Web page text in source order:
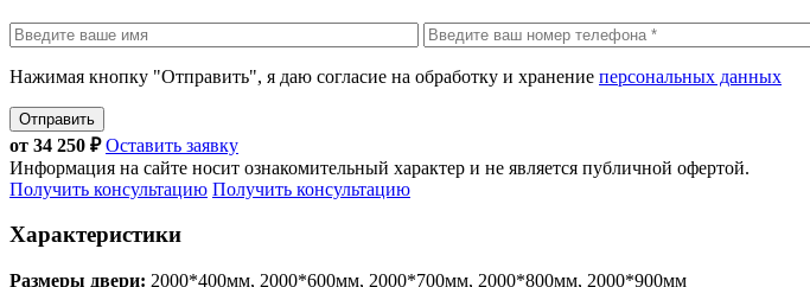
Нажимая кнопку "Отправить", я даю согласие на обработку и хранение персональных данных
Отправить
от 34 250 ₽Оставить заявку
Информация на сайте носит ознакомительный характер и не является публичной офертой.
Получить консультацию Получить консультацию
Характеристики
Размеры двери: 2000*400мм, 2000*600мм, 2000*700мм, 2000*800мм, 2000*900мм